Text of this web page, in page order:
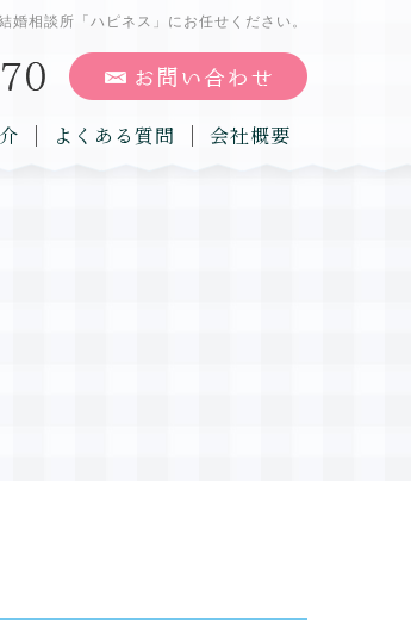
婚相談所「ハピネス」にお任せください。
よくある質問 会社概要